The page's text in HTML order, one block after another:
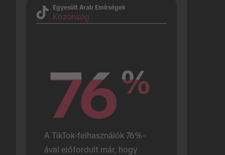
Egyesült Arab Emírségek
Közönség
76%
76%
A TikTok-felhasználók 76%-
ával előfordult már, hogy